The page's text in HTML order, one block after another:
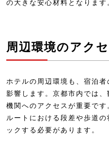
京都市山科区｜バ
京都のバリアフリ
予約時に伝える
介助サービスは
バリアフリー対
の大きな安心材料となります
周辺環境のアク
ホテルの周辺環境も、宿泊
影響します。京都市内では
機関へのアクセスが重要で
ルートにおける段差や歩道
ックする必要があります。